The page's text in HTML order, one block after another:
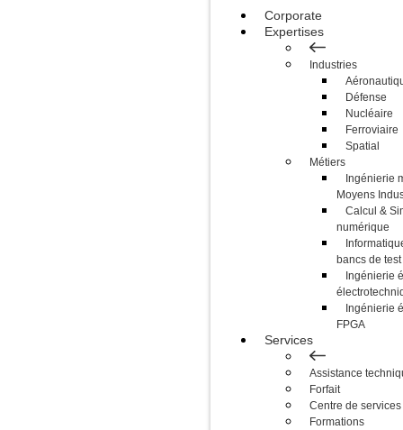
Corporate
Expertises
Industries
Défense
Nucléaire
Ferroviaire
Spatial
Métiers
Ingénierie
Moyens
Calcul &
numérique
bancs de test
Ingénierie
Ingénierie
FPGA
Services
Assistance
Forfait
Centre de services
Formations